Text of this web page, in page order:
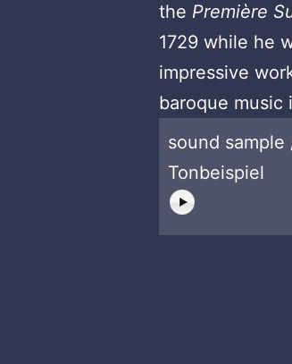
the Première
1729 while he
impressive
baroque music
sound sample
Tonbeispiel